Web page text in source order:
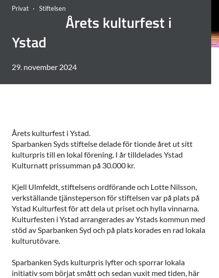
Privat Stiftelsen
Årets kulturfest i
Ystad
29. november 2024
Årets kulturfest i Ystad.
Sparbanken Syds stiftelse delade för tionde året ut sitt
kulturpris till en lokal förening. I år tilldelades Ystad
Kulturnatt prissumman på 30.000 kr.
Kjell Ulmfeldt, stiftelsens ordförande och Lotte Nilsson,
verkställande tjänsteperson för stiftelsen var på plats på
Ystad Kulturfest för att dela ut priset och hylla vinnarna.
Kulturfesten i Ystad arrangerades av Ystads kommun med
stöd av Sparbanken Syd och på plats korades en rad lokala
kulturutövare.
Sparbanken Syds kulturpris lyfter och sporrar lokala
initiativ som börjat smått och sedan vuxit med tiden, här